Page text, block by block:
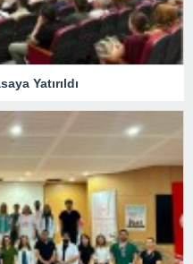
Yatırıldı